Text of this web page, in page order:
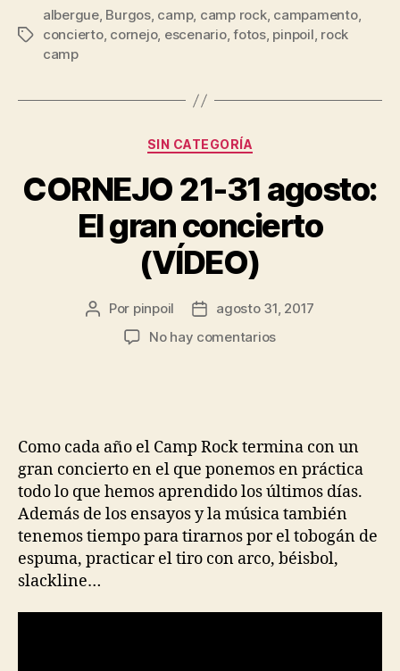
albergue, Burgos, camp, camp rock, campamento,
concierto, cornejo, escenario,fotos, pinpoil, rock
camp
SIN CATEGORÍA
CORNEJO 21-31 agosto:
El gran concierto
(VÍDEO)
Por pinpoil
agosto 31, 2017
No hay comentarios
Como cada año el Camp Rock termina con un
gran concierto en el que ponemos en práctica
todo lo que hemos aprendido los últimos días.
Además de los ensayos y la música también
tenemos tiempo para tirarnos por el tobogán de
espuma, practicar el tiro con arco, béisbol,
slackline…